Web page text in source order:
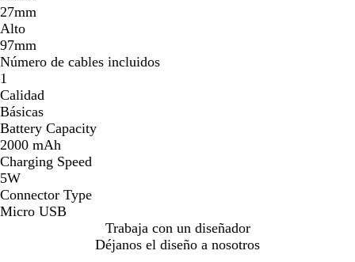
27mm
Alto
97mm
Número de cables incluidos
1
Calidad
Básicas
Battery Capacity
2000 mAh
Charging Speed
5W
Connector Type
Micro USB
Trabaja con un diseñador
Déjanos el diseño a nosotros